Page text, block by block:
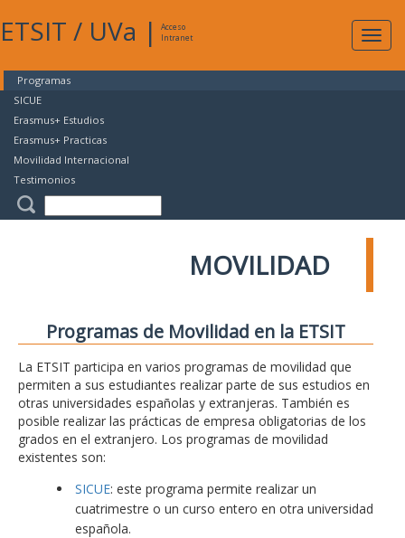
ETSIT / UVa |
Acceso
Intranet
Programas
SICUE
Erasmus+ Estudios
Erasmus+ Practicas
Movilidad Internacional
Testimonios
MOVILIDAD
Programas de Movilidad en la ETSIT
La ETSIT participa en varios programas de movilidad que
permiten a sus estudiantes realizar parte de sus estudios en
otras universidades españolas y extranjeras. También es
posible realizar las prácticas de empresa obligatorias de los
grados en el extranjero. Los programas de movilidad
existentes son:
SICUE: este programa permite realizar un
cuatrimestre o un curso entero en otra universidad
española.